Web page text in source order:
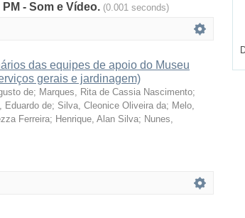
- Som e Vídeo. (0.001 seconds)
das equipes de apoio do Museu
gerais e jardinagem)
de; Marques, Rita de Cassia Nascimento;
Eduardo de; Silva, Cleonice Oliveira da; Melo,
Ferreira; Henrique, Alan Silva; Nunes,